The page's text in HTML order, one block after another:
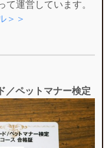
て運営しています。
＞＞
／ペットマナー検定